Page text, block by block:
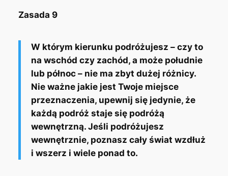
Zasada 9
W którym kierunku podróżujesz – czy to
na wschód czy zachód, a może południe
lub północ – nie ma zbyt dużej różnicy.
Nie ważne jakie jest Twoje miejsce
przeznaczenia, upewnij się jedynie, że
każdą podróż staje się podróżą
wewnętrzną. Jeśli podróżujesz
wewnętrznie, poznasz cały świat wzdłuż
i wszerz i wiele ponad to.